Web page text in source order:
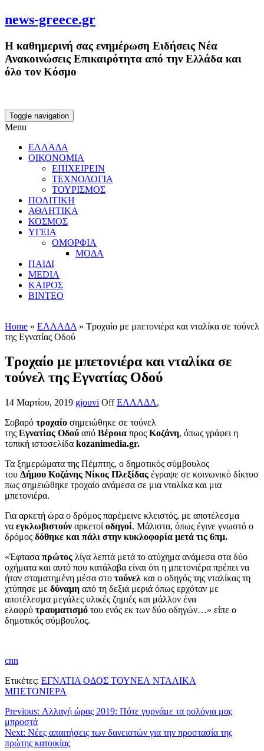
news-greece.gr
Η καθημερινή σας ενημέρωση Ειδήσεις Νέα
Ανακοινώσεις Επικαιρότητα από την Ελλάδα και
όλο τον Κόσμο
Toggle navigation
Menu
ΕΛΛΑΔΑ
ΟΙΚΟΝΟΜΙΑ
ΕΠΙΧΕΙΡΕΙΝ
ΤΕΧΝΟΛΟΓΙΑ
ΤΟΥΡΙΣΜΟΣ
ΠΟΛΙΤΙΚΗ
ΑΘΛΗΤΙΚΑ
ΚΟΣΜΟΣ
ΥΓΕΙΑ
ΟΜΟΡΦΙΑ
ΜΟΔΑ
ΠΑΙΔΙ
MEDIA
ΚΑΙΡΟΣ
ΒΙΝΤΕΟ
Home » ΕΛΛΑΔΑ » Τροχαίο με μπετονιέρα και νταλίκα σε τούνελ
της Εγνατίας Οδού
Τροχαίο με μπετονιέρα και νταλίκα σε
τούνελ της Εγνατίας Οδού
14 Μαρτίου, 2019 gjouvi Off ΕΛΛΑΔΑ,
Σοβαρό τροχαίο σημειώθηκε σε τούνελ
της Εγνατίας Οδού από Βέροια προς Κοζάνη, όπως γράφει η
τοπική ιστοσελίδα kozanimedia.gr.
Τα ξημερώματα της Πέμπτης, ο δημοτικός σύμβουλος
του Δήμου Κοζάνης Νίκος Πλεξίδας έγραψε σε κοινωνικό δίκτυο
πως σημειώθηκε τροχαίο ανάμεσα σε μια νταλίκα και μια
μπετονιέρα.
Για αρκετή ώρα ο δρόμος παρέμεινε κλειστός, με αποτέλεσμα
να εγκλωβιστούν αρκετοί οδηγοί. Μάλιστα, όπως έγινε γνωστό ο
δρόμος δόθηκε και πάλι στην κυκλοφορία μετά τις 6πμ.
«Έφτασα πρώτος λίγα λεπτά μετά το ατύχημα ανάμεσα στα δύο
οχήματα και αυτό που κατάλαβα είναι ότι η μπετονιέρα πρέπει να
ήταν σταματημένη μέσα στο τούνελ και ο οδηγός της νταλίκας τη
χτύπησε με δύναμη από τη δεξιά μεριά όπως ερχόταν με
αποτέλεσμα μεγάλες υλικές ζημιές και μάλλον ένα
ελαφρύ τραυματισμό του ενός εκ των δύο οδηγών…» είπε ο
δημοτικός σύμβουλος.
cnn
Ετικέτες: ΕΓΝΑΤΙΑ ΟΔΟΣ ΤΟΥΝΕΛ ΝΤΑΛΙΚΑ
ΜΠΕΤΟΝΙΕΡΑ
Previous: Αλλαγή ώρας 2019: Πότε γυρνάμε τα ρολόγια μας
μπροστά
Next: Νέες απαιτήσεις των δανειστών για την προστασία της
πρώτης κατοικίας